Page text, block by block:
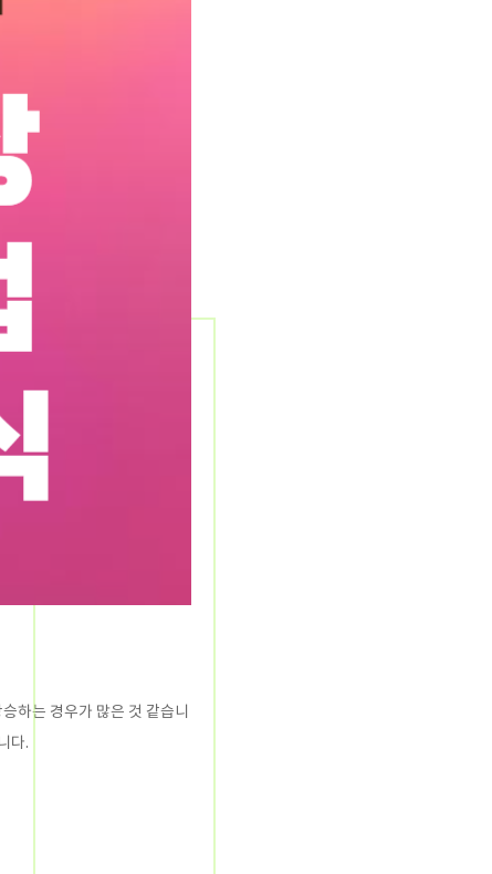
하는 경우가 많은 것 같습니
다.